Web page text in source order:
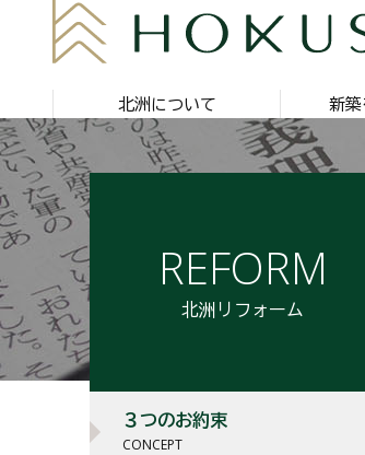
北洲について 新
REFORM
北洲リフォーム
３つのお約束
CONCEPT